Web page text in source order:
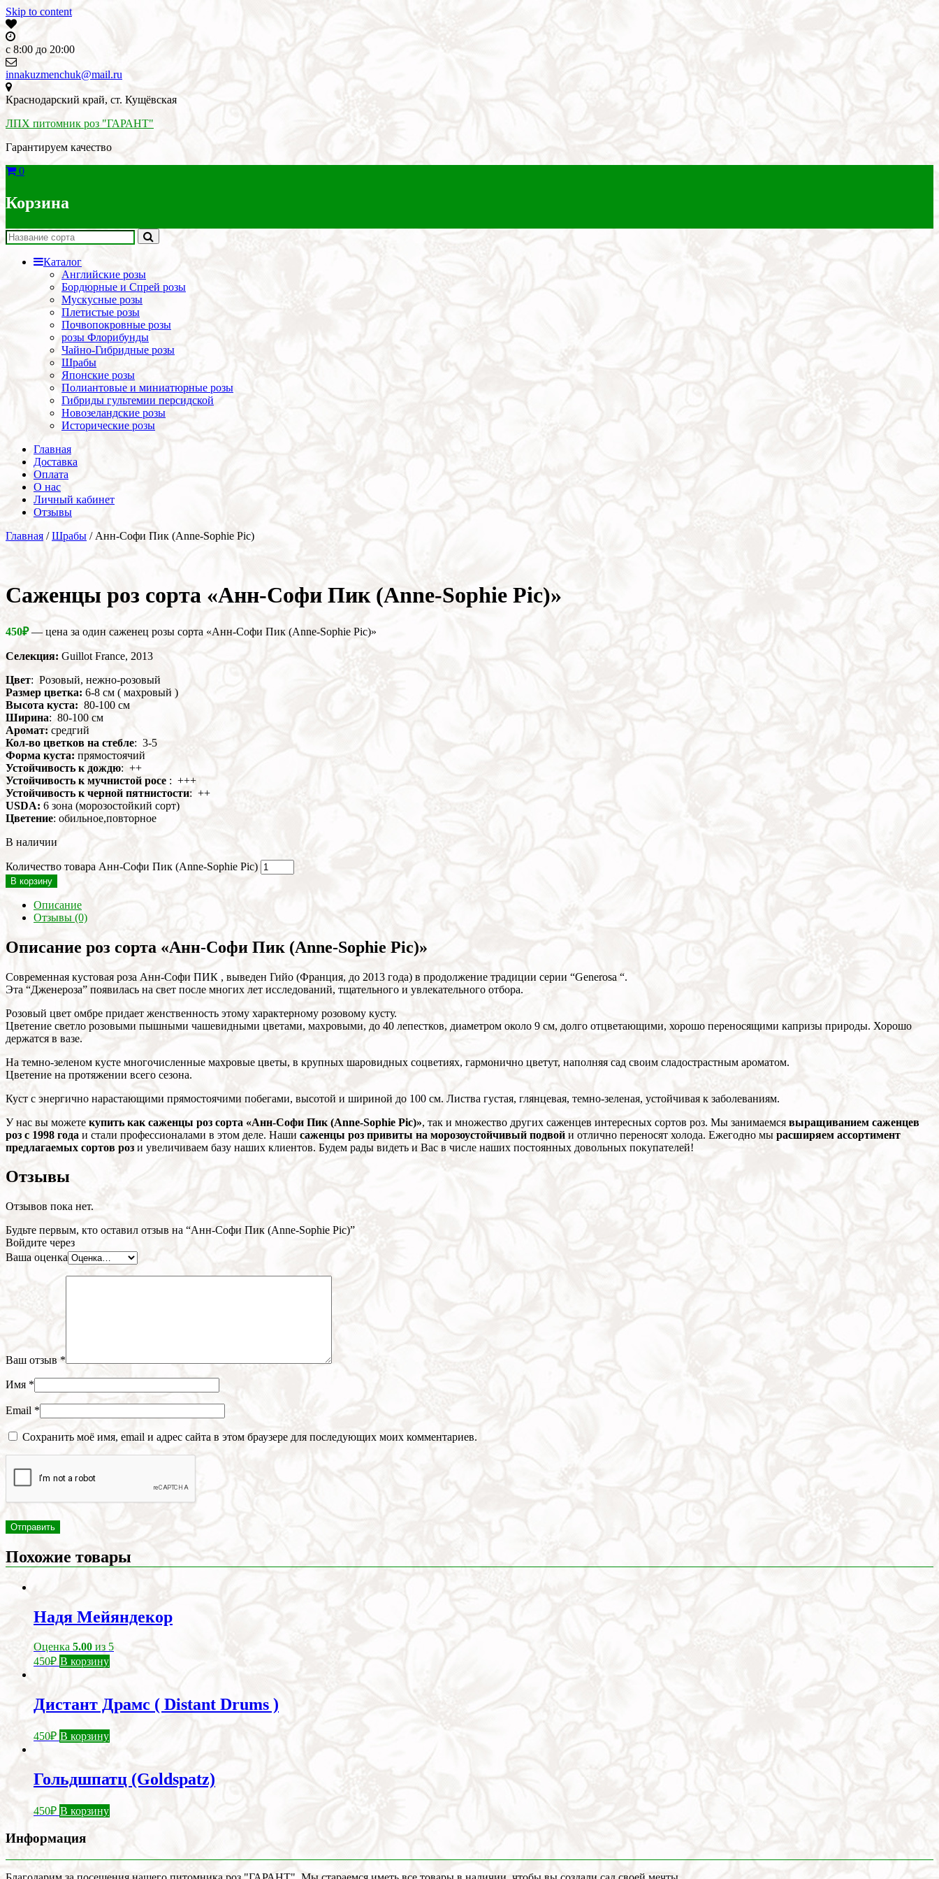
Skip to content
c 8:00 до 20:00
innakuzmenchuk@mail.ru
Краснодарский край, ст. Кущёвская
ЛПХ питомник роз "ГАРАНТ"
Гарантируем качество
0
Корзина
Каталог
Английские розы
Бордюрные и Спрей розы
Мускусные розы
Плетистые розы
Почвопокровные розы
розы Флорибунды
Чайно-Гибридные розы
Шрабы
Японские розы
Полиантовые и миниатюрные розы
Гибриды гультемии персидской
Новозеландские розы
Исторические розы
Главная
Доставка
Оплата
О нас
Личный кабинет
Отзывы
Главная /Шрабы / Анн-Софи Пик (Anne-Sophie Pic)
Cаженцы роз сорта «Анн-Софи Пик (Anne-Sophie Pic)»
450₽— цена за один саженец розы сорта «Анн-Софи Пик (Anne-Sophie Pic)»
Селекция: Guillot France, 2013
Цвет: Розовый, нежно-розовый
Размер цветка: 6-8 см ( махровый )
Высота куста: 80-100 см
Ширина: 80-100 см
Аромат: средгий
Кол-во цветков на стебле: 3-5
Форма куста: прямостоячий
Устойчивость к дождю: ++
Устойчивость к мучнистой росе : +++
Устойчивость к черной пятнистости: ++
USDA: 6 зона (морозостойкий сорт)
Цветение: обильное,повторное
В наличии
Количество товара Анн-Софи Пик (Anne-Sophie Pic)
В корзину
Описание
Отзывы (0)
Описание роз сорта «Анн-Софи Пик (Anne-Sophie Pic)»
Современная кустовая роза Анн-Софи ПИК , выведен Гийо (Франция, до 2013 года) в продолжение традиции серии “Generosa “.
Эта “Дженероза” появилась на свет после многих лет исследований, тщательного и увлекательного отбора.
Розовый цвет омбре придает женственность этому характерному розовому кусту.
Цветение светло розовыми пышными чашевидными цветами, махровыми, до 40 лепестков, диаметром около 9 см, долго отцветающими, хорошо переносящими капризы природы. Хорошо
держатся в вазе.
На темно-зеленом кусте многочисленные махровые цветы, в крупных шаровидных соцветиях, гармонично цветут, наполняя сад своим сладострастным ароматом.
Цветение на протяжении всего сезона.
Куст с энергично нарастающими прямостоячими побегами, высотой и шириной до 100 см. Листва густая, глянцевая, темно-зеленая, устойчивая к заболеваниям.
У нас вы можете купить как саженцы роз сорта «Анн-Софи Пик (Anne-Sophie Pic)», так и множество других саженцев интересных сортов роз. Мы занимаемся выращиванием саженцев
роз с 1998 года и стали профессионалами в этом деле. Наши саженцы роз привиты на морозоустойчивый подвой и отлично переносят холода. Ежегодно мы расширяем ассортимент
предлагаемых сортов роз и увеличиваем базу наших клиентов. Будем рады видеть и Вас в числе наших постоянных довольных покупателей!
Отзывы
Отзывов пока нет.
Будьте первым, кто оставил отзыв на “Анн-Софи Пик (Anne-Sophie Pic)”
Войдите через
Ваша оценка
Ваш отзыв *
Имя *
Email *
Сохранить моё имя, email и адрес сайта в этом браузере для последующих моих комментариев.
Похожие товары
Надя Мейяндекор
Оценка 5.00 из 5
450₽ В корзину
Дистант Драмс ( Distant Drums )
450₽ В корзину
Гольдшпатц (Goldspatz)
450₽ В корзину
Информация